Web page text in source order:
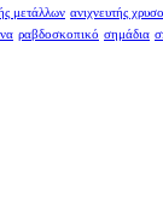
μετάλλων ανιχνευτής
ραβδοσκοπικό σημάδια